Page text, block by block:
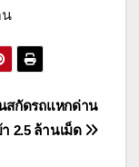
น
สกัดรถแหกด่าน
2.5 ล้านเม็ด